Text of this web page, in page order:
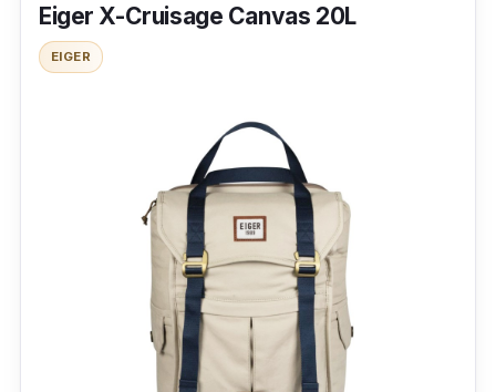
Eiger X-Cruisage Canvas 20L
EIGER